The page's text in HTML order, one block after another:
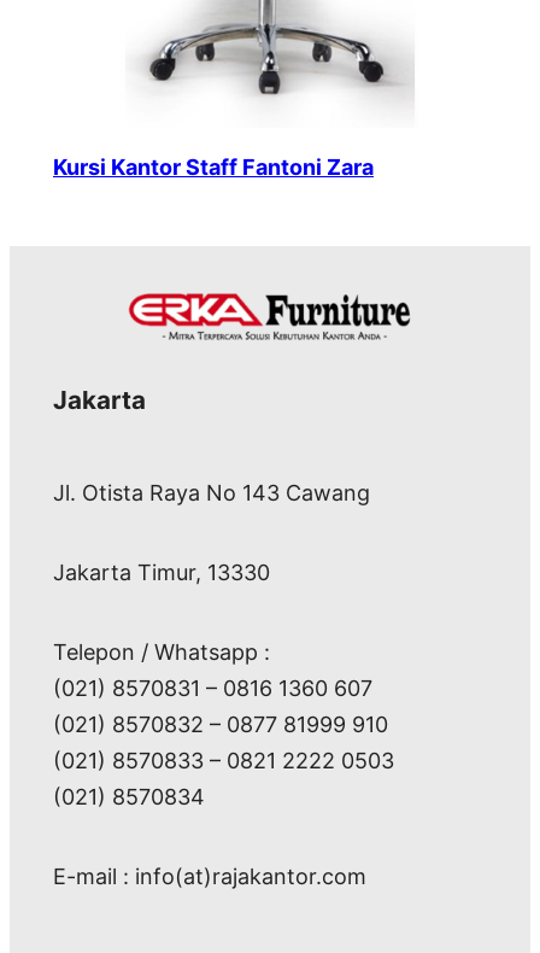
Kursi Kantor Staff Fantoni Zara
Jakarta
Jl. Otista Raya No 143 Cawang
Jakarta Timur, 13330
Telepon / Whatsapp :
(021) 8570831 – 0816 1360 607
(021) 8570832 – 0877 81999 910
(021) 8570833 – 0821 2222 0503
(021) 8570834
E-mail : info(at)rajakantor.com